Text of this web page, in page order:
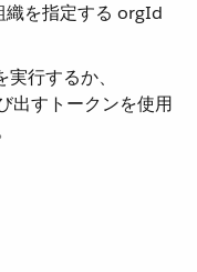
織を指定する orgId
行するか、
出すトークンを使用